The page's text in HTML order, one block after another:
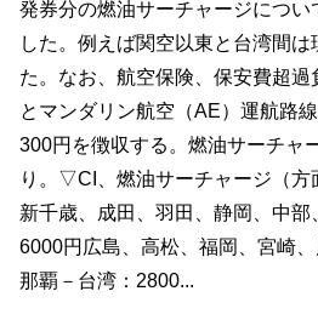
発券分の燃油サーチャージにつ
した。例えば関空以東と台湾間
た。なお、航空保険、保安費超
とマンダリン航空（AE）運航路
300円を徴収する。燃油サーチャ
り。▽CI、燃油サーチャージ（方
新千歳、成田、羽田、静岡、中部
6000円広島、高松、福岡、宮崎
那覇－台湾：2800...